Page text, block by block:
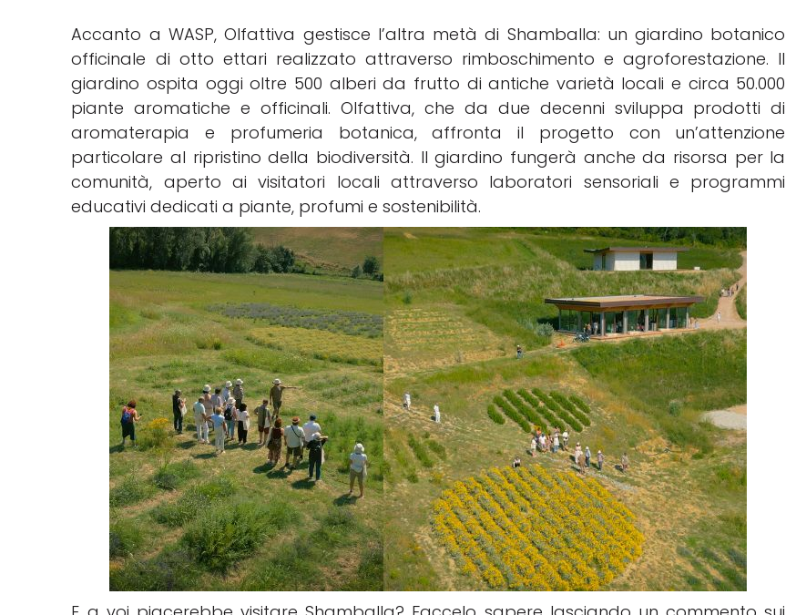
Accanto a WASP, Olfattiva gestisce l’altra metà di Shamballa: un giardino botanico
officinale di otto ettari realizzato attraverso rimboschimento e agroforestazione. Il
giardino ospita oggi oltre 500 alberi da frutto di antiche varietà locali e circa 50.000
piante aromatiche e officinali. Olfattiva, che da due decenni sviluppa prodotti di
aromaterapia e profumeria botanica, affronta il progetto con un’attenzione
particolare al ripristino della biodiversità. Il giardino fungerà anche da risorsa per la
comunità, aperto ai visitatori locali attraverso laboratori sensoriali e programmi
educativi dedicati a piante, profumi e sostenibilità.